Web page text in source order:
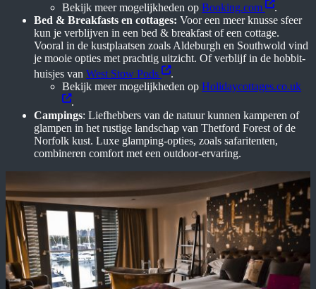
Bekijk meer mogelijkheden op Booking.com
.
Bed & Breakfasts en cottages: Voor een meer knusse sfeer
kun je verblijven in een bed & breakfast of een cottage.
Vooral in de kustplaatsen zoals Aldeburgh en Southwold vind
je mooie opties met prachtig uitzicht. Of verblijf in de hobbit-
huisjes van West Stow Pods
.
Bekijk meer mogelijkheden op Holidaycottages.co.uk
.
Campings: Liefhebbers van de natuur kunnen kamperen of
glampen in het rustige landschap van Thetford Forest of de
Norfolk kust. Luxe glamping-opties, zoals safaritenten,
combineren comfort met een outdoor-ervaring.